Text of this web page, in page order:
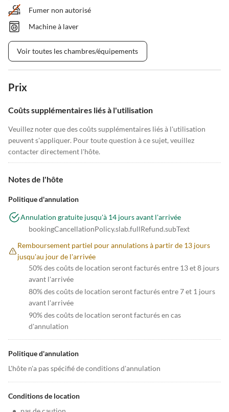
Fumer non autorisé
Machine à laver
Voir toutes les chambres/équipements
Prix
Coûts supplémentaires liés à l'utilisation
Veuillez noter que des coûts supplémentaires liés à l'utilisation
peuvent s'appliquer. Pour toute question à ce sujet, veuillez
contacter directement l'hôte.
Notes de l'hôte
Politique d'annulation
Annulation gratuite jusqu'à 14 jours avant l'arrivée
bookingCancellationPolicy.slab.fullRefund.subText
Remboursement partiel pour annulations à partir de 13 jours
jusqu'au jour de l'arrivée
50% des coûts de location seront facturés entre 13 et 8 jours
avant l'arrivée
80% des coûts de location seront facturés entre 7 et 1 jours
avant l'arrivée
90% des coûts de location seront facturés en cas
d'annulation
Politique d'annulation
L'hôte n'a pas spécifié de conditions d'annulation
Conditions de location